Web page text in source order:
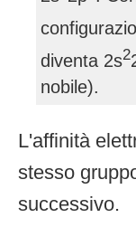
diventa 2s2
nobile).
L'affinità
stesso
successivo.